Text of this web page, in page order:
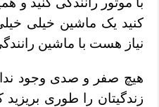
کنید یک ماشین خیلی
نیاز هست با ماشین
هیچ صفر و صدی وجود
زندگیتان را طوری